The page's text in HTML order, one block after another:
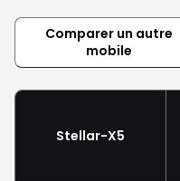
Comparer un autre
mobile
Stellar-X5